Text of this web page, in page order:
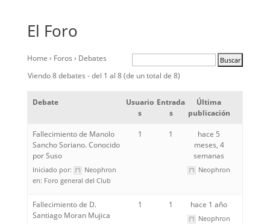
El Foro
Home › Foros › Debates
Viendo 8 debates - del 1 al 8 (de un total de 8)
Debate
Usuario
s
Entrada
s
Última
publicación
Fallecimiento de Manolo
Sancho Soriano. Conocido
por Suso
Iniciado por:
Neophron
en: Foro general del Club
1 1
hace 5
meses, 4
semanas
Neophron
Fallecimiento de D.
Santiago Moran Mujica
1 1 hace 1 año
Neophron